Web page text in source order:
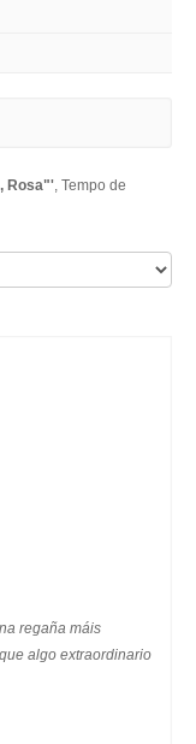
Rosa"', Tempo de
regaña máis
algo extraordinario